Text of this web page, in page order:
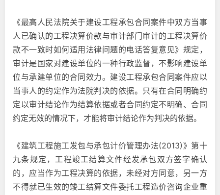
《最高人民法院关于建设工程承包合同案件中双方当事
人已确认的工程决算价款与审计部门审计的工程决算价
款不一致时如何适用法律问题的电话答复意见》规定，
审计是国家对建设单位的一种行政监督，不影响建设单
位与承建单位的合同效力。建设工程承包合同案件应以
当事人的约定作为法院判决的依据。只有在合同明确约
定以审计结论作为结算依据或者合同约定不明确、合同
约定无效的情况下，才能将审计结论作为判决的依据。
《建筑工程施工发包与承包计价管理办法(2013)》第十
九条规定，工程竣工结算文件经发承包双方签字确认
的，应当作为工程决算的依据，未经对方同意，另一方
不得就已生效的竣工结算文件委托工程造价咨询企业重